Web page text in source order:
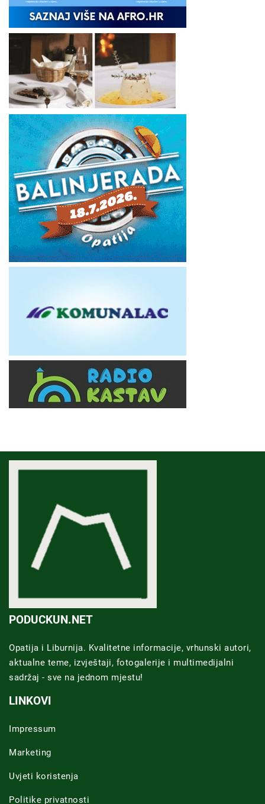
PODUCKUN.NET
Opatija i Liburnija. Kvalitetne informacije, vrhunski autori,
aktualne teme, izvještaji, fotogalerije i multimedijalni
sadržaj - sve na jednom mjestu!
LINKOVI
Impressum
Marketing
Uvjeti koristenja
Politike privatnosti